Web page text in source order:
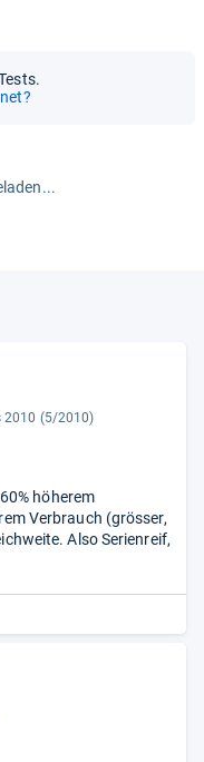
2010 (5/2010)
höherem
Verbrauch (grösser,
Also Serienreif,